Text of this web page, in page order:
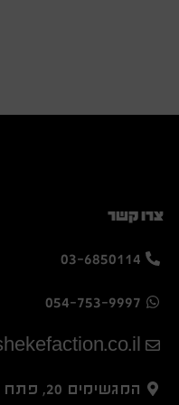
צרו קשר
03-6850114
054-753-9997
המגשימים 20, פתח תקווה